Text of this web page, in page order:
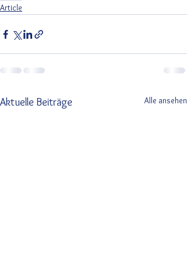
Article
Aktuelle Beiträge Alle ansehen